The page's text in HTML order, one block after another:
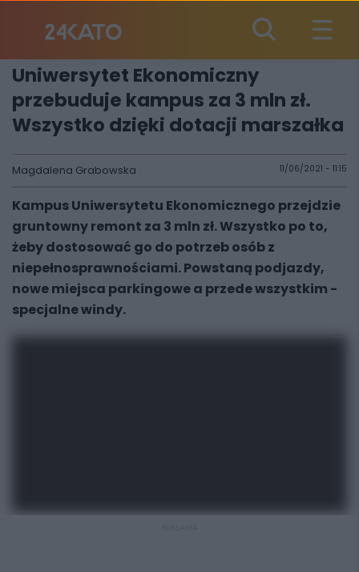
Uniwersytet Ekonomiczny
przebuduje kampus za 3 mln zł.
Wszystko dzięki dotacji marszałka
Magdalena Grabowska 11/06/2021 - 11:15
Kampus Uniwersytetu Ekonomicznego przejdzie
gruntowny remont za 3 mln zł. Wszystko po to,
żeby dostosować go do potrzeb osób z
niepełnosprawnościami. Powstaną podjazdy,
nowe miejsca parkingowe a przede wszystkim -
specjalne windy.